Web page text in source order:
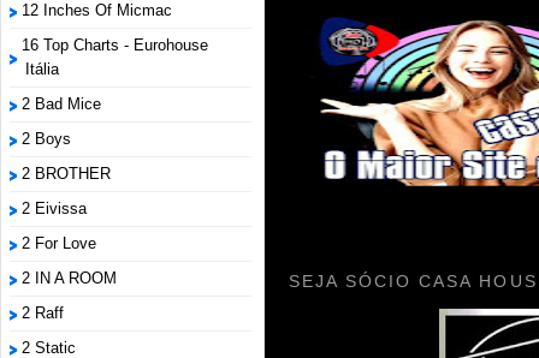
12 Inches Of Micmac
16 Top Charts - Eurohouse
Itália
2 Bad Mice
2 Boys
2 BROTHER
2 Eivissa
2 For Love
2 IN A ROOM
2 Raff
2 Static
SEJA SÓCIO CASA